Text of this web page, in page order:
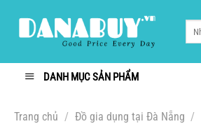
DANH MỤC SẢN PHẨM
Trang chủ / Đồ gia dụng tại Đà Nẵng /